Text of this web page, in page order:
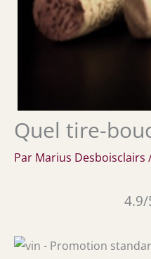
Quel tire-
Par Marius Desboisclairs
4.9/